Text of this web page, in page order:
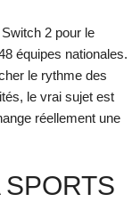
2 pour le
équipes nationales.
le rythme des
le vrai sujet est
réellement une